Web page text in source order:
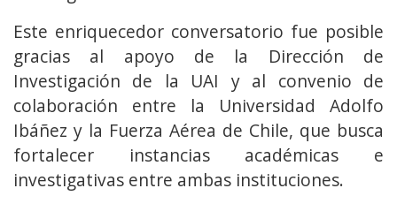
Este enriquecedor conversatorio fue posible
gracias al apoyo de la Dirección de
Investigación de la UAI y al convenio de
colaboración entre la Universidad Adolfo
Ibáñez y la Fuerza Aérea de Chile, que busca
fortalecer instancias académicas e
investigativas entre ambas instituciones.